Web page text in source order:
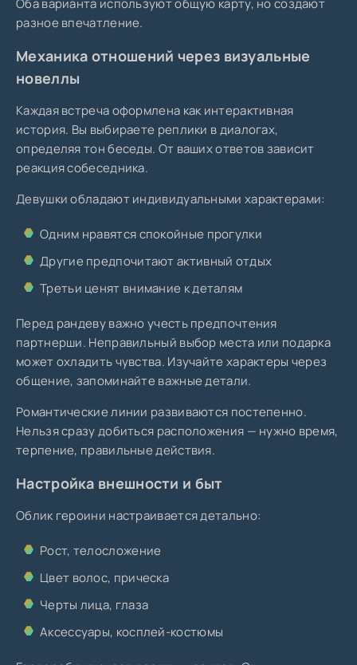
Оба варианта используют общую карту, но создают
разное впечатление.
Механика отношений через визуальные
новеллы
Каждая встреча оформлена как интерактивная
история. Вы выбираете реплики в диалогах,
определяя тон беседы. От ваших ответов зависит
реакция собеседника.
Девушки обладают индивидуальными характерами:
Одним нравятся спокойные прогулки
Другие предпочитают активный отдых
Третьи ценят внимание к деталям
Перед рандеву важно учесть предпочтения
партнерши. Неправильный выбор места или подарка
может охладить чувства. Изучайте характеры через
общение, запоминайте важные детали.
Романтические линии развиваются постепенно.
Нельзя сразу добиться расположения — нужно время,
терпение, правильные действия.
Настройка внешности и быт
Облик героини настраивается детально:
Рост, телосложение
Цвет волос, прическа
Черты лица, глаза
Аксессуары, косплей-костюмы